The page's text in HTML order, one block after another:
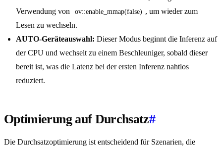
Verwendung von
ov::enable_mmap(false) , um wieder zum
Lesen zu wechseln.
AUTO-Geräteauswahl: Dieser Modus beginnt die Inferenz auf
der CPU und wechselt zu einem Beschleuniger, sobald dieser
bereit ist, was die Latenz bei der ersten Inferenz nahtlos
reduziert.
Optimierung auf Durchsatz#
Die Durchsatzoptimierung ist entscheidend für Szenarien, die